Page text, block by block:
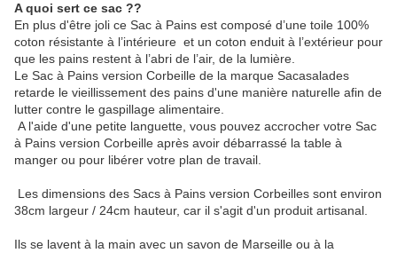
A quoi sert ce sac ??
En plus d'être joli ce Sac à Pains est composé d’une toile 100%
coton résistante à l’intérieure et un coton enduit à l’extérieur pour
que les pains restent à l’abri de l’air, de la lumière.
Le Sac à Pains version Corbeille de la marque Sacasalades
retarde le vieillissement des pains d'une manière naturelle afin de
lutter contre le gaspillage alimentaire.
A l'aide d'une petite languette, vous pouvez accrocher votre Sac
à Pains version Corbeille après avoir débarrassé la table à
manger ou pour libérer votre plan de travail.
Les dimensions des Sacs à Pains version Corbeilles sont environ
38cm largeur / 24cm hauteur, car il s'agit d'un produit artisanal.
Ils se lavent à la main avec un savon de Marseille ou à la